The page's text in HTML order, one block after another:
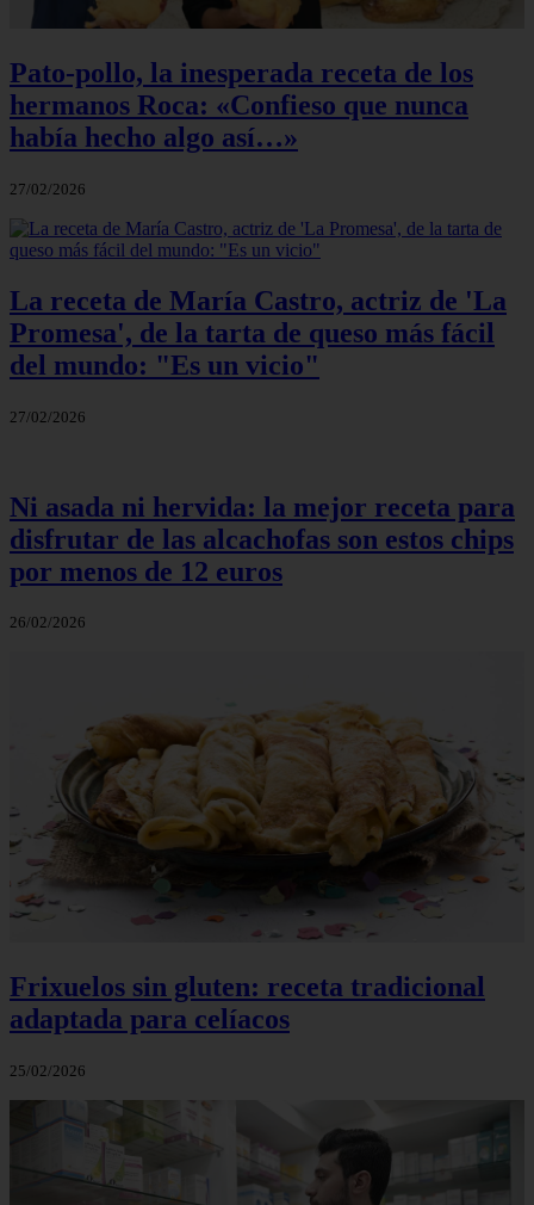
Pato-pollo, la inesperada receta de los
hermanos Roca: «Confieso que nunca
había hecho algo así…»
27/02/2026
La receta de María Castro, actriz de 'La
Promesa', de la tarta de queso más fácil
del mundo: "Es un vicio"
27/02/2026
Ni asada ni hervida: la mejor receta para
disfrutar de las alcachofas son estos chips
por menos de 12 euros
26/02/2026
Frixuelos sin gluten: receta tradicional
adaptada para celíacos
25/02/2026